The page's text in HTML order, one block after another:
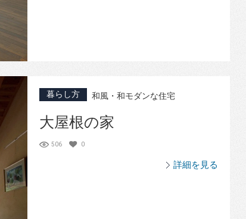
暮らし方 和風・和モダンな住宅
大屋根の家
506 0
詳細を見る